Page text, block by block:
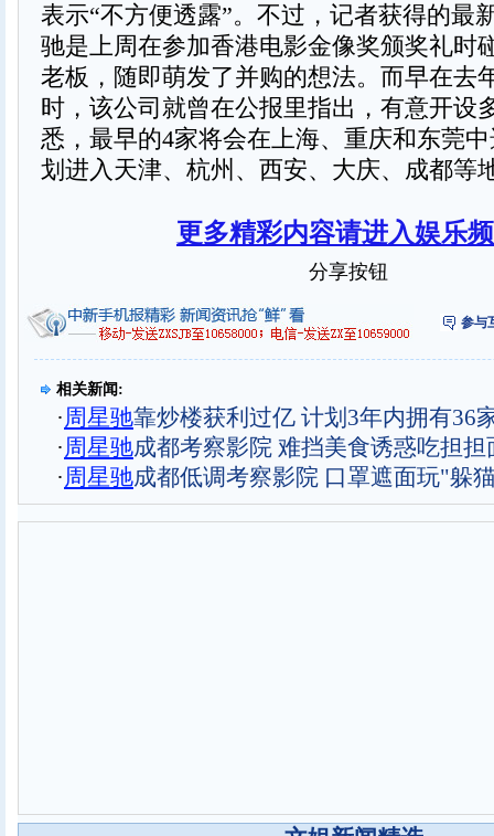
表示“不方便透露”。不过，记者获得的最
驰是上周在参加香港电影金像奖颁奖礼时
老板，随即萌发了并购的想法。而早在去
时，该公司就曾在公报里指出，有意开设
悉，最早的4家将会在上海、重庆和东莞
划进入天津、杭州、西安、大庆、成都等
更多精彩内容请进入娱乐
分享按钮
参与
相关新闻:
·周星驰靠炒楼获利过亿 计划3年内拥有36
·周星驰成都考察影院 难挡美食诱惑吃担担
·周星驰成都低调考察影院 口罩遮面玩"躲